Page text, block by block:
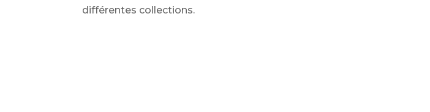
différentes collections.